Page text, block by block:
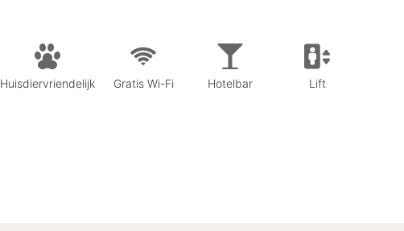
Huisdiervriendelijk Gratis Wi-Fi Hotelbar Lift